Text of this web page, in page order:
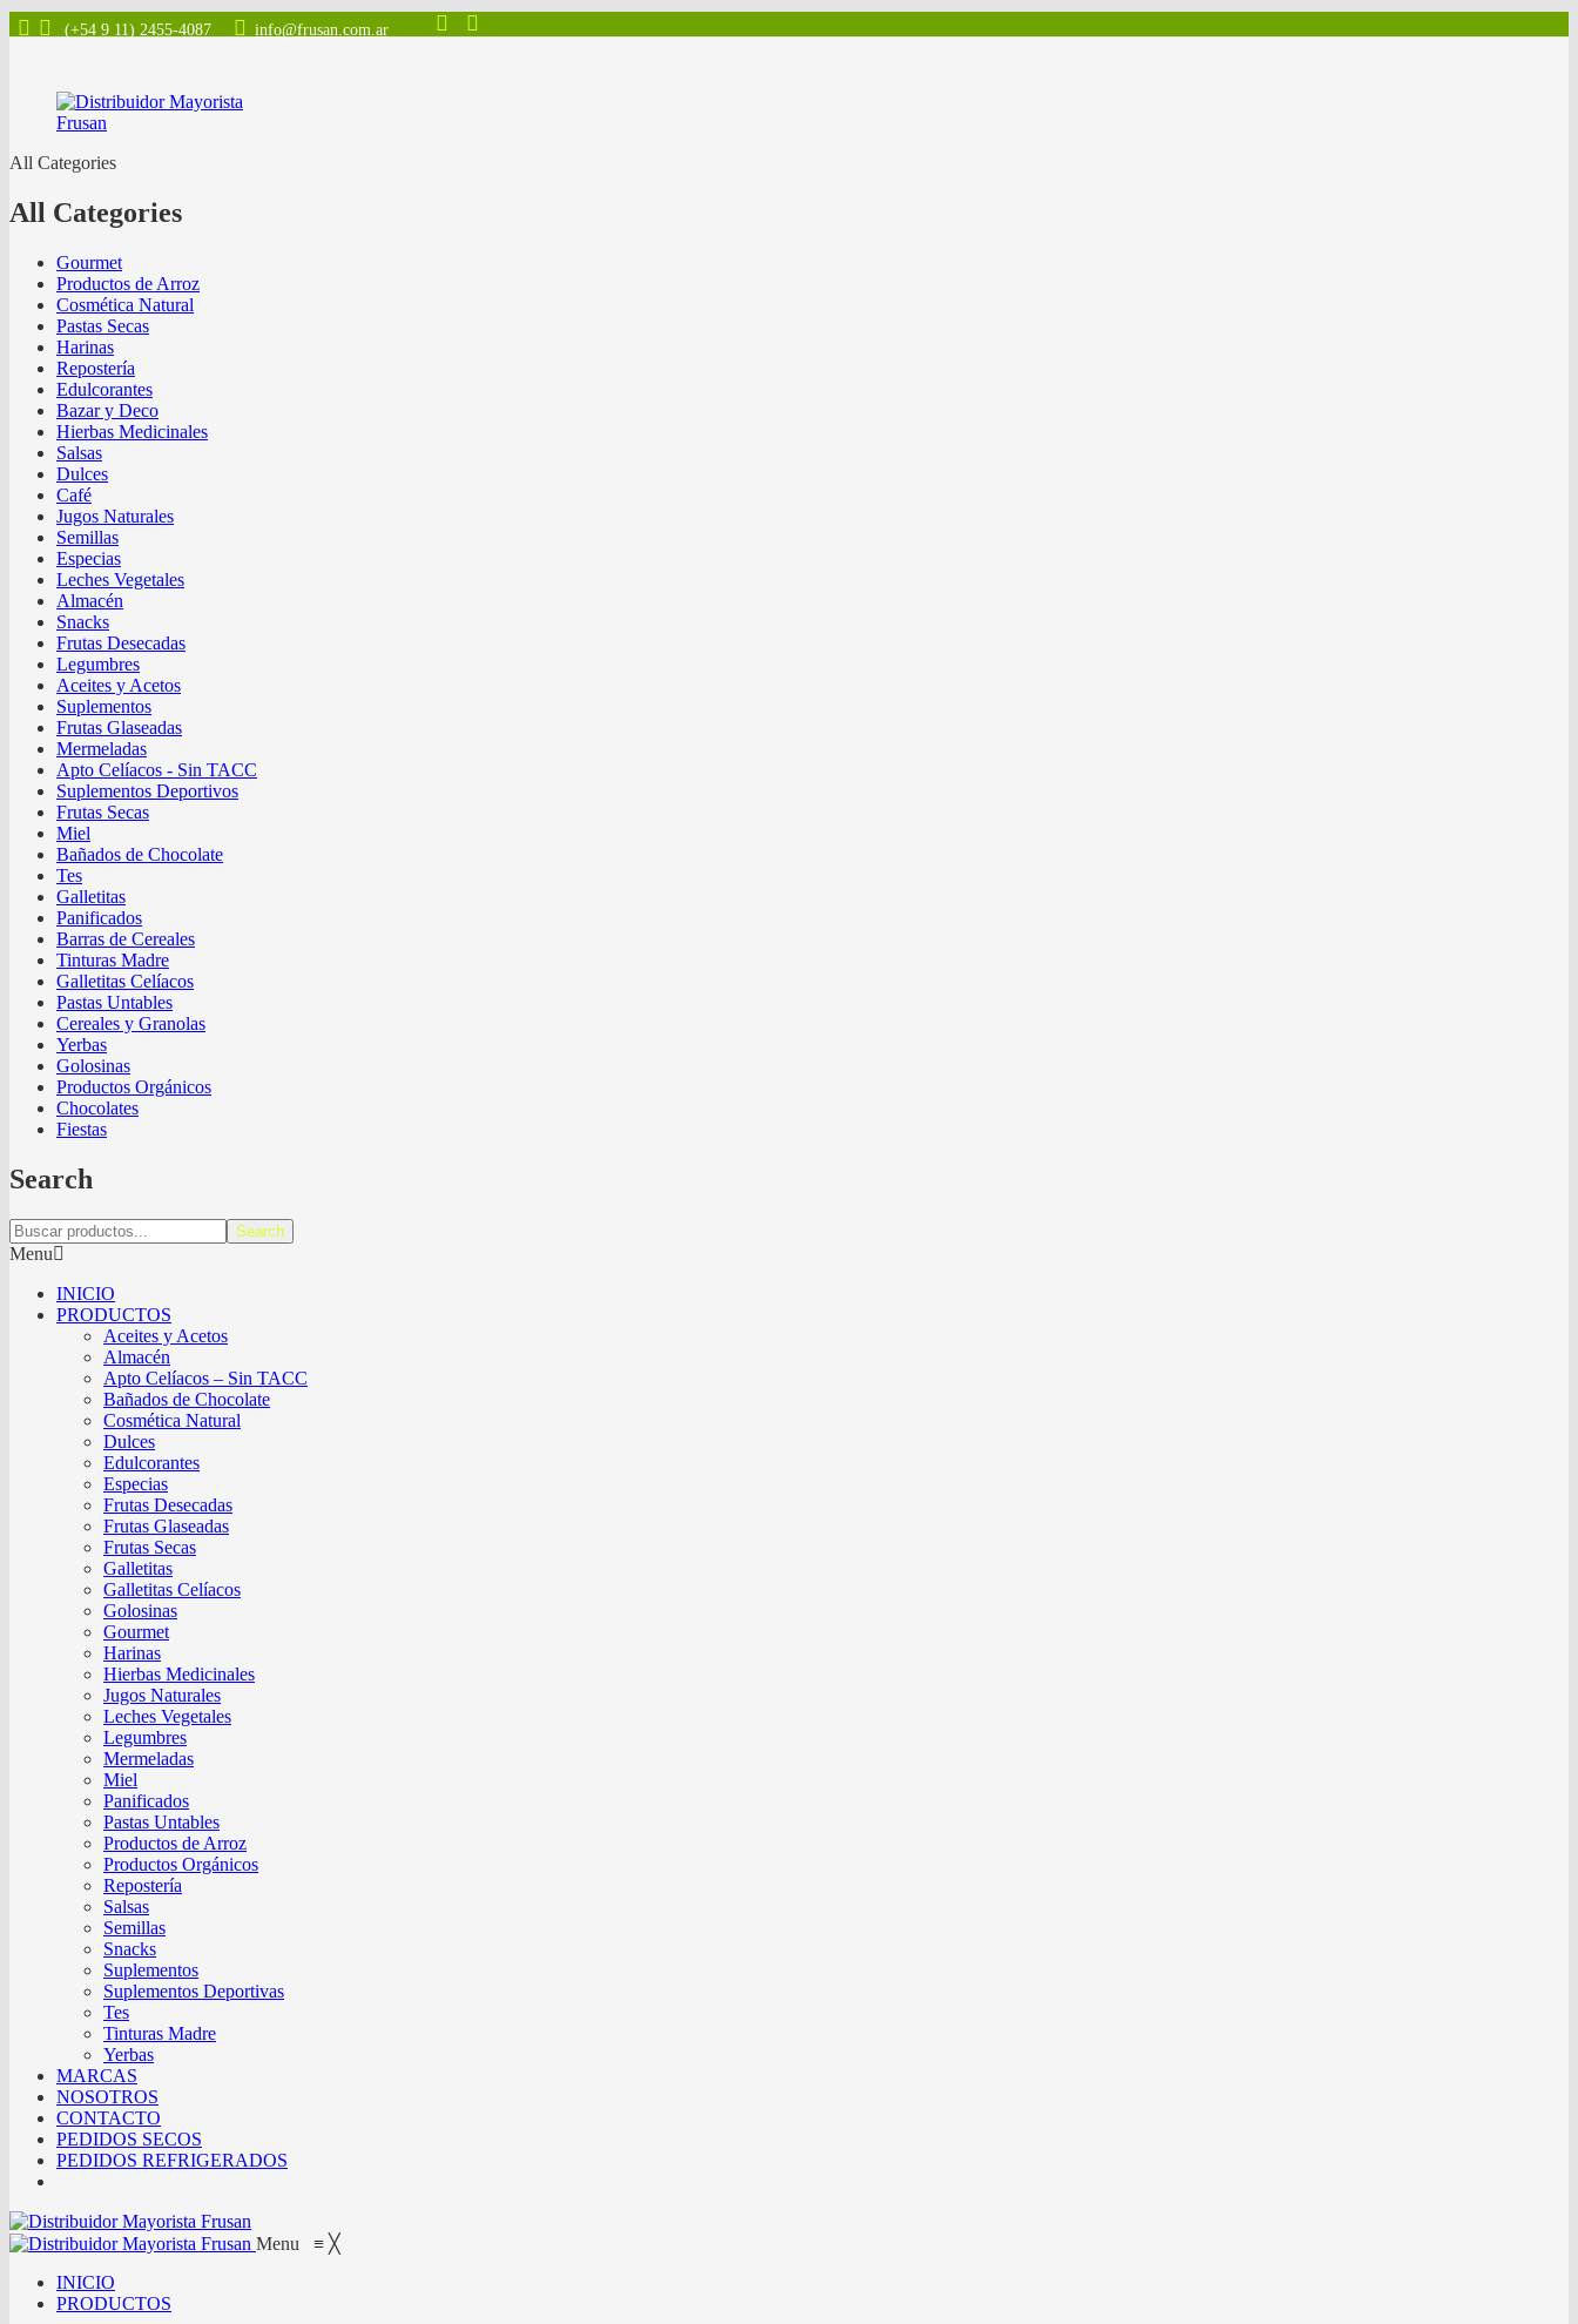
(+54 9 11) 2455-4087 info@frusan.com.ar
All Categories
All Categories
Gourmet
Productos de Arroz
Cosmética Natural
Pastas Secas
Harinas
Repostería
Edulcorantes
Bazar y Deco
Hierbas Medicinales
Salsas
Dulces
Café
Jugos Naturales
Semillas
Especias
Leches Vegetales
Almacén
Snacks
Frutas Desecadas
Legumbres
Aceites y Acetos
Suplementos
Frutas Glaseadas
Mermeladas
Apto Celíacos - Sin TACC
Suplementos Deportivos
Frutas Secas
Miel
Bañados de Chocolate
Tes
Galletitas
Panificados
Barras de Cereales
Tinturas Madre
Galletitas Celíacos
Pastas Untables
Cereales y Granolas
Yerbas
Golosinas
Productos Orgánicos
Chocolates
Fiestas
Search
Search
Menu
INICIO
PRODUCTOS
Aceites y Acetos
Almacén
Apto Celíacos – Sin TACC
Bañados de Chocolate
Cosmética Natural
Dulces
Edulcorantes
Especias
Frutas Desecadas
Frutas Glaseadas
Frutas Secas
Galletitas
Galletitas Celíacos
Golosinas
Gourmet
Harinas
Hierbas Medicinales
Jugos Naturales
Leches Vegetales
Legumbres
Mermeladas
Miel
Panificados
Pastas Untables
Productos de Arroz
Productos Orgánicos
Repostería
Salsas
Semillas
Snacks
Suplementos
Suplementos Deportivas
Tes
Tinturas Madre
Yerbas
MARCAS
NOSOTROS
CONTACTO
PEDIDOS SECOS
PEDIDOS REFRIGERADOS
Menu ≡ ╳
INICIO
PRODUCTOS